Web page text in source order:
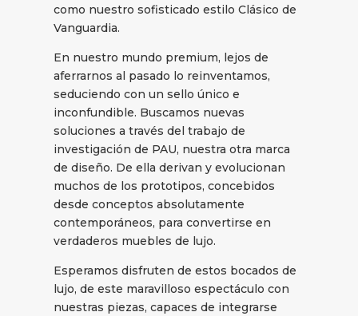
como nuestro sofisticado estilo Clásico de
Vanguardia.
En nuestro mundo premium, lejos de
aferrarnos al pasado lo reinventamos,
seduciendo con un sello único e
inconfundible. Buscamos nuevas
soluciones a través del trabajo de
investigación de PAU, nuestra otra marca
de diseño. De ella derivan y evolucionan
muchos de los prototipos, concebidos
desde conceptos absolutamente
contemporáneos, para convertirse en
verdaderos muebles de lujo.
Esperamos disfruten de estos bocados de
lujo, de este maravilloso espectáculo con
nuestras piezas, capaces de integrarse